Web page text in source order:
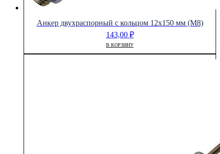
Анкер двухраспорный с кольцом 12х150 мм (М8)
143,00 ₽
В КОРЗИНУ